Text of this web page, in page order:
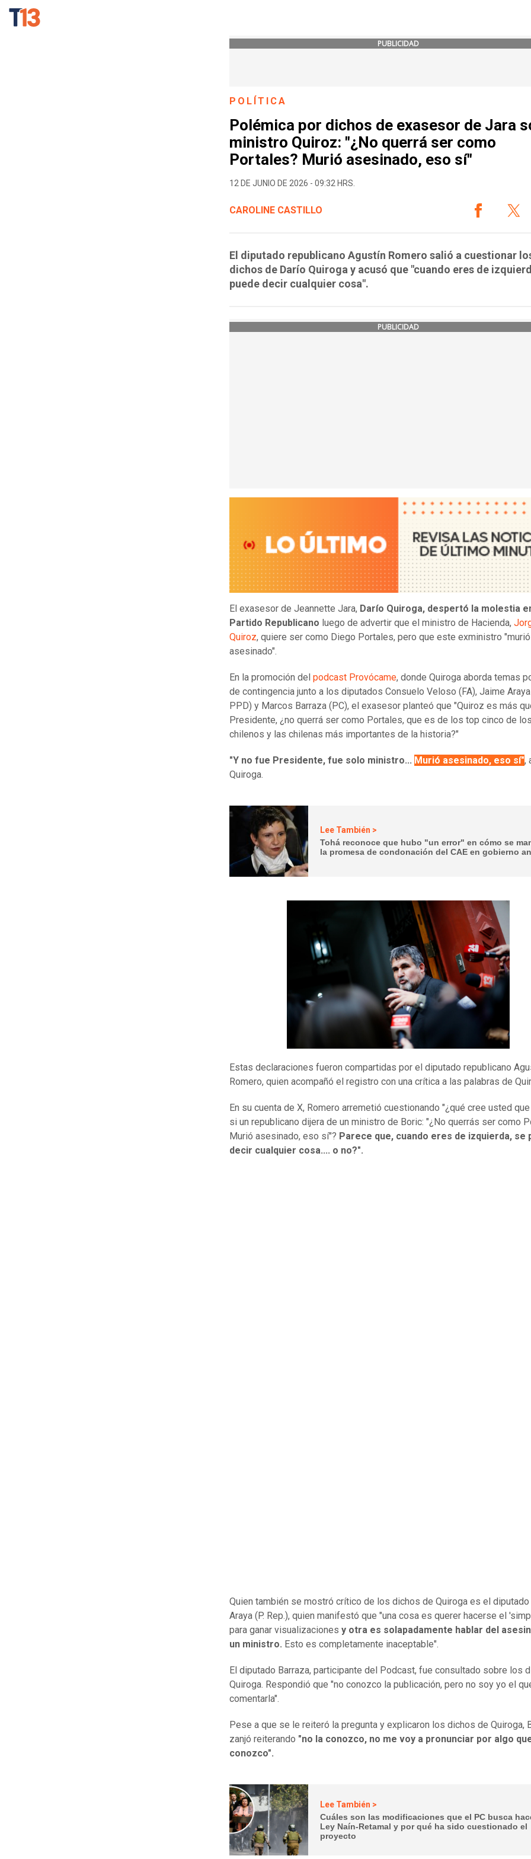
PUBLICIDAD
POLÍTICA
Polémica por dichos de exasesor de Jara
ministro Quiroz: "¿No querrá ser como
Portales? Murió asesinado, eso sí"
12 DE JUNIO DE 2026 - 09:32 HRS.
CAROLINE CASTILLO
El diputado republicano Agustín Romero salió a cuestionar
dichos de Darío Quiroga y acusó que "cuando eres de
puede decir cualquier cosa".
PUBLICIDAD
El exasesor de Jeannette Jara, Darío Quiroga, despertó la molestia
Partido Republicano luego de advertir que el ministro de Hacienda,
Quiroz, quiere ser como Diego Portales, pero que este exministro "murió
asesinado".
En la promoción del podcast Provócame, donde Quiroga aborda temas
de contingencia junto a los diputados Consuelo Veloso (FA), Jaime
PPD) y Marcos Barraza (PC), el exasesor planteó que "Quiroz es más
Presidente, ¿no querrá ser como Portales, que es de los top cinco de los
chilenos y las chilenas más importantes de la historia?"
"Y no fue Presidente, fue solo ministro... Murió asesinado, eso sí",
Quiroga.
Lee También >
Tohá reconoce que hubo "un error" en cómo se
la promesa de condonación del CAE en gobierno
Estas declaraciones fueron compartidas por el diputado republicano
Romero, quien acompañó el registro con una crítica a las palabras de
En su cuenta de X, Romero arremetió cuestionando "¿qué cree usted
si un republicano dijera de un ministro de Boric: "¿No querrás ser como
Murió asesinado, eso sí"? Parece que, cuando eres de izquierda, se
decir cualquier cosa.... o no?".
Quien también se mostró crítico de los dichos de Quiroga es el diputado
Araya (P. Rep.), quien manifestó que "una cosa es querer hacerse el
para ganar visualizaciones y otra es solapadamente hablar del
un ministro. Esto es completamente inaceptable".
El diputado Barraza, participante del Podcast, fue consultado sobre los
Quiroga. Respondió que "no conozco la publicación, pero no soy yo el
comentarla".
Pese a que se le reiteró la pregunta y explicaron los dichos de Quiroga,
zanjó reiterando "no la conozco, no me voy a pronunciar por algo
conozco".
Lee También >
Cuáles son las modificaciones que el PC busca
Ley Naín-Retamal y por qué ha sido cuestionado el
proyecto